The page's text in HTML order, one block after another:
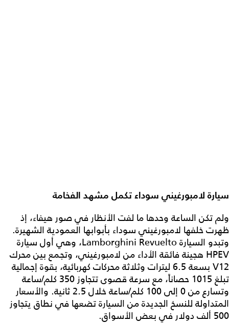
سيارة لامبورغيني سوداء تكمل مشهد الفخامة
ولم تكن الساعة وحدها ما لفت الأنظار في صور هيفاء، إذ
ظهرت خلفها لامبورغيني سوداء بأبوابها العمودية الشهيرة.
وتبدو السيارة Lamborghini Revuelto، وهي أول سيارة
HPEV هجينة فائقة الأداء من لامبورغيني، وتجمع بين محرك
V12 بسعة 6.5 ليترات وثلاثة محركات كهربائية، بقوة إجمالية
تبلغ 1015 حصاناً، مع سرعة قصوى تتجاوز 350 كلم/ساعة
وتسارع من 0 إلى 100 كلم/ساعة خلال 2.5 ثانية. والأسعار
المتداولة للنسخ الجديدة من السيارة تضعها في نطاق يتجاوز
500 ألف دولار في بعض الأسواق.